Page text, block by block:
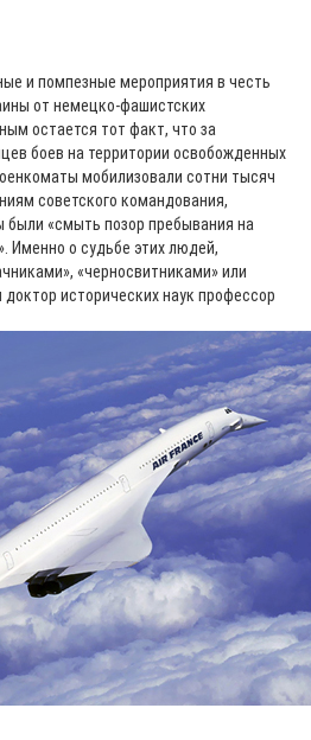
и помпезные мероприятия в честь
от немецко-фашистских
остается тот факт, что за
боев на территории освобожденных
мобилизовали сотни тысяч
советского командования,
«смыть позор пребывания на
Именно о судьбе этих людей,
«черносвитниками» или
доктор исторических наук профессор